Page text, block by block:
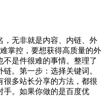
，无非就是内容、内链、外
掌控，要想获得高质量的外
是件很难的事情。整理了
。第一步：选择关键词。
很多站长分享的方法，都很
手。如果你做的是百度优